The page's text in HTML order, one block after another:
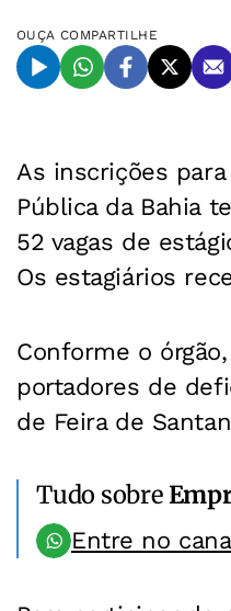
OUÇA COMPARTILHE
As inscrições
Pública da Bahia
52 vagas de
Os estagiários
Conforme o
portadores de
de Feira de
Tudo sobre
Entre no